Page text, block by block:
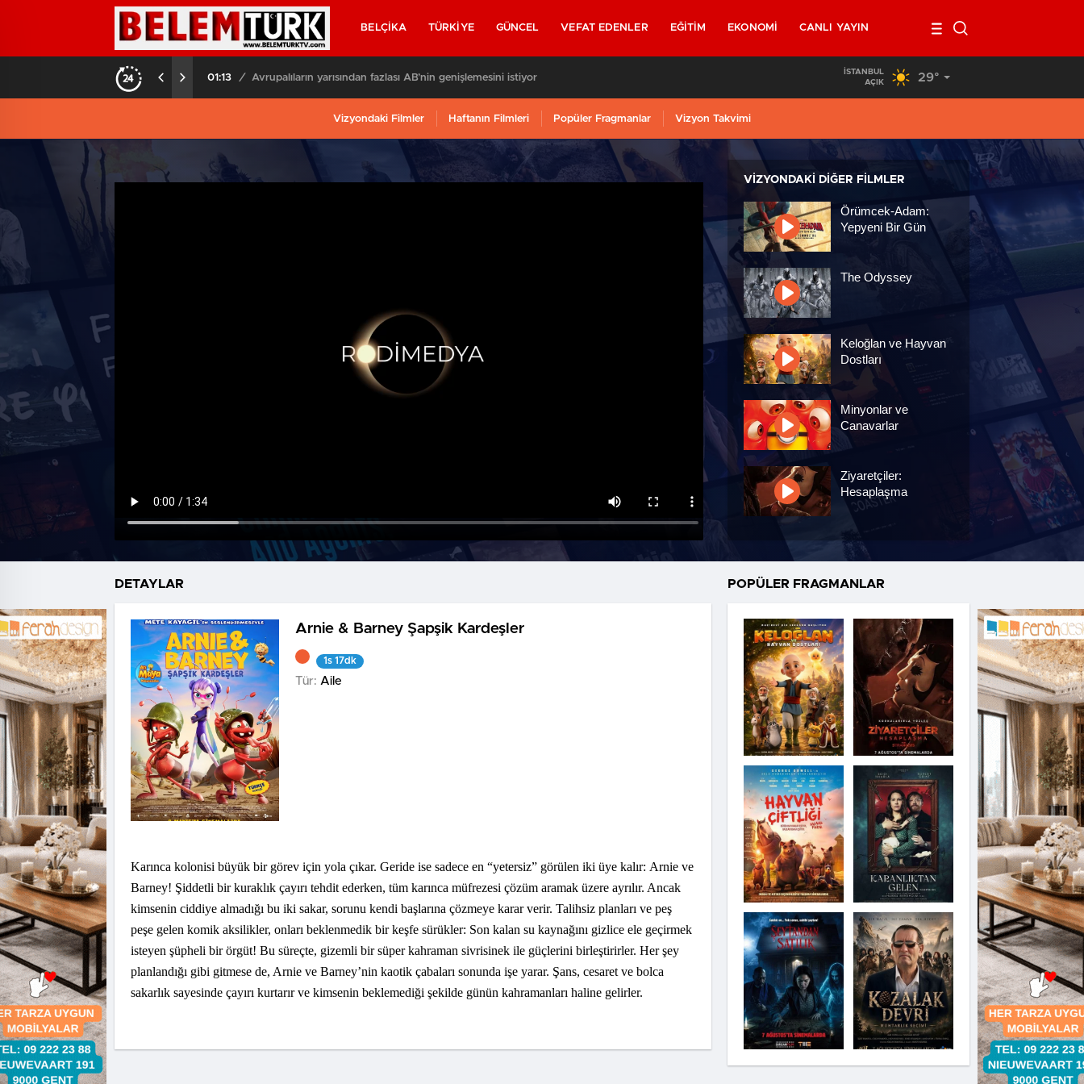
BELÇIKA TÜRKIYE GÜNCEL VEFAT EDENLER EĞITIM EKONOMI CANLI YAYIN
01:13 / Avrupalıların yarısından fazlası AB’nin genişlemesini istiyor Fransa’da güvenoyu alamayan hükümet düştü
İSTANBUL
AÇIK
29°
Vizyondaki Filmler Haftanın Filmleri Popüler Fragmanlar Vizyon Takvimi
VIZYONDAKI DIĞER FILMLER
Örümcek-Adam:
Yepyeni Bir Gün
The Odyssey
Keloğlan ve Hayvan
Dostları
Minyonlar ve
Canavarlar
Ziyaretçiler:
Hesaplaşma
Nasreddin Hoca:
Zaman Yolcusu 4
Hayvan Çiftliği
Karanlıktan Gelen
Şeytandan Satılık
Kozalak Devri
Moana
DETAYLAR
Arnie & Barney Şapşik Kardeşler
1s 17dk
Tür: Aile
Karınca kolonisi büyük bir görev için yola çıkar. Geride ise sadece en “yetersiz” görülen iki üye kalır: Arnie ve
Barney! Şiddetli bir kuraklık çayırı tehdit ederken, tüm karınca müfrezesi çözüm aramak üzere ayrılır. Ancak
kimsenin ciddiye almadığı bu iki sakar, sorunu kendi başlarına çözmeye karar verir. Talihsiz planları ve peş
peşe gelen komik aksilikler, onları beklenmedik bir keşfe sürükler: Son kalan su kaynağını gizlice ele geçirmek
isteyen şüpheli bir örgüt! Bu süreçte, gizemli bir süper kahraman sivrisinek ile güçlerini birleştirirler. Her şey
planlandığı gibi gitmese de, Arnie ve Barney’nin kaotik çabaları sonunda işe yarar. Şans, cesaret ve bolca
sakarlık sayesinde çayırı kurtarır ve kimsenin beklemediği şekilde günün kahramanları haline gelirler.
POPÜLER FRAGMANLAR